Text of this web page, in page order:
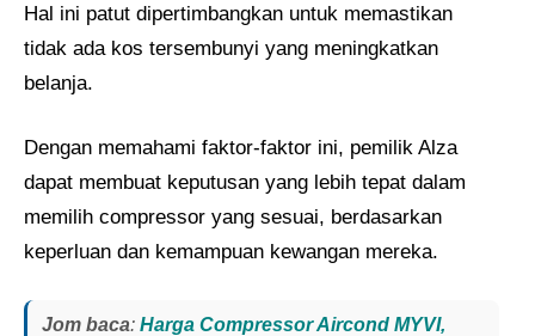
Hal ini patut dipertimbangkan untuk memastikan
tidak ada kos tersembunyi yang meningkatkan
belanja.
Dengan memahami faktor-faktor ini, pemilik Alza
dapat membuat keputusan yang lebih tepat dalam
memilih compressor yang sesuai, berdasarkan
keperluan dan kemampuan kewangan mereka.
Jom baca: Harga Compressor Aircond MYVI,